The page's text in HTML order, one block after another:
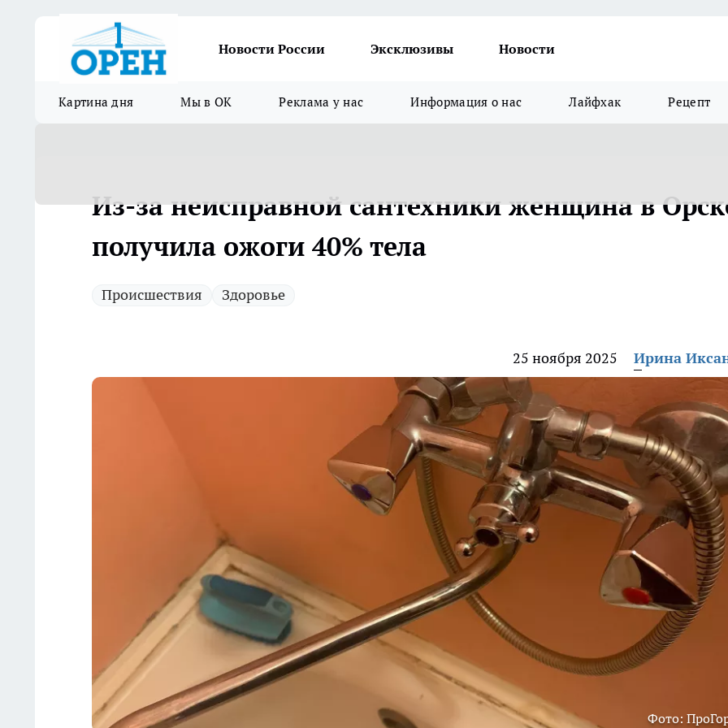
Новости России Эксклюзивы Новости
Картина дня Мы в ОК Реклама у нас Информация о нас Лайфхак Рецепт
Из-за неисправной сантехники женщина в
получила ожоги 40% тела
Происшествия Здоровье
25 ноября 2025 Ирина
Фото: